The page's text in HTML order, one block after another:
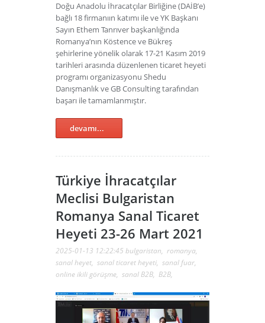
Doğu Anadolu İhracatçılar Birliğine (DAİB’e)
bağlı 18 firmanıın katımı ile ve YK Başkanı
Sayın Ethem Tanrıver başkanlığında
Romanya’nın Köstence ve Bükreş
şehirlerine yönelik olarak 17-21 Kasım 2019
tarihleri arasında düzenlenen ticaret heyeti
programı organizasyonu Shedu
Danışmanlık ve GB Consulting tarafından
başarı ile tamamlanmıştır.
devamı...
Türkiye İhracatçılar
Meclisi Bulgaristan
Romanya Sanal Ticaret
Heyeti 23-26 Mart 2021
2025-01-13 12:22:45 bulgaristan, romanya,
sanal heyet, sanal ticaret heyeti, sanal fuar,
online ikili görüşme, sanal B2B, B2B,